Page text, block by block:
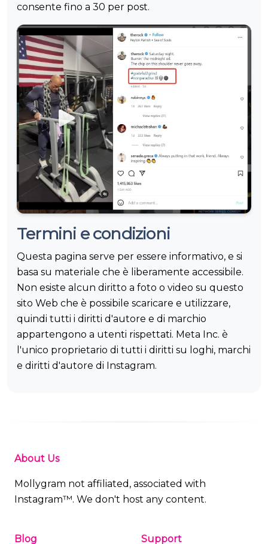
consente fino a 30 per post.
Termini e condizioni
Questa pagina serve per essere informativo, e si
basa su materiale che è liberamente accessibile.
Non esiste alcun diritto a foto o video su questo
sito Web che è possibile scaricare e utilizzare,
quindi tutti i diritti d'autore e di marchio
appartengono a utenti rispettati. Meta Inc. è
l'unico proprietario di tutti i diritti su loghi, marchi
e diritti d'autore di Instagram.
About Us
Mollygram not affiliated, associated with
Instagram™. We don't host any content.
Blog Support